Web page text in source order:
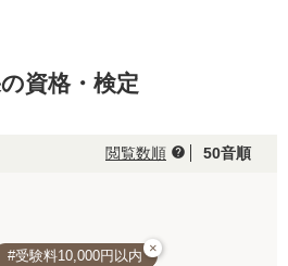
資格・検定
閲覧数順 help 50音順
#受験料10,000円以内
×